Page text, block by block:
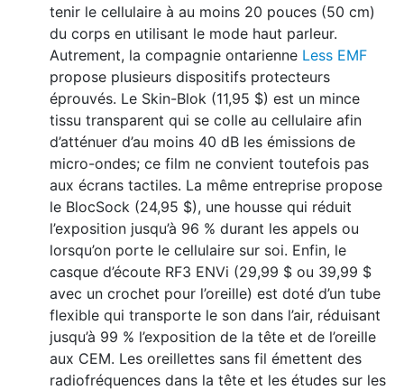
tenir le cellulaire à au moins 20 pouces (50 cm)
du corps en utilisant le mode haut parleur.
Autrement, la compagnie ontarienne Less EMF
propose plusieurs dispositifs protecteurs
éprouvés. Le Skin-Blok (11,95 $) est un mince
tissu transparent qui se colle au cellulaire afin
d’atténuer d’au moins 40 dB les émissions de
micro-ondes; ce film ne convient toutefois pas
aux écrans tactiles. La même entreprise propose
le BlocSock (24,95 $), une housse qui réduit
l’exposition jusqu’à 96 % durant les appels ou
lorsqu’on porte le cellulaire sur soi. Enfin, le
casque d’écoute RF3 ENVi (29,99 $ ou 39,99 $
avec un crochet pour l’oreille) est doté d’un tube
flexible qui transporte le son dans l’air, réduisant
jusqu’à 99 % l’exposition de la tête et de l’oreille
aux CEM. Les oreillettes sans fil émettent des
radiofréquences dans la tête et les études sur les